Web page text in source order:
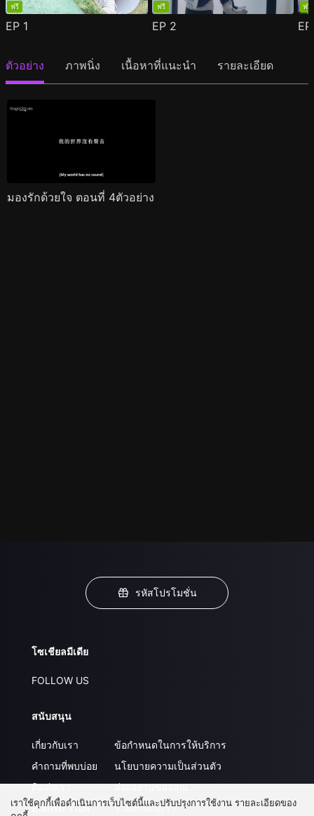
ฟรี
EP 1
ฟรี
EP 2
ฟรี
ตัวอย่าง ภาพนิ่ง เนื้อหาที่แนะนำ รายละเอียด
มองรักด้วยใจ ตอนที่ 4ตัวอย่าง
รหัสโปรโมชั่น
โซเชียลมีเดีย
FOLLOW US
สนับสนุน
เกี่ยวกับเรา
คำถามที่พบบ่อย
ติดต่อเรา
อัปเกรด วีไอพี
ข้อกำหนดในการให้บริการ
นโยบายความเป็นส่วนตัว
ส่งผลงานของคุณ
ร่วมงานกับเรา
เราใช้คุกกี้เพื่อดำเนินการเว็บไซต์นี้และปรับปรุงการใช้งาน รายละเอียดของ